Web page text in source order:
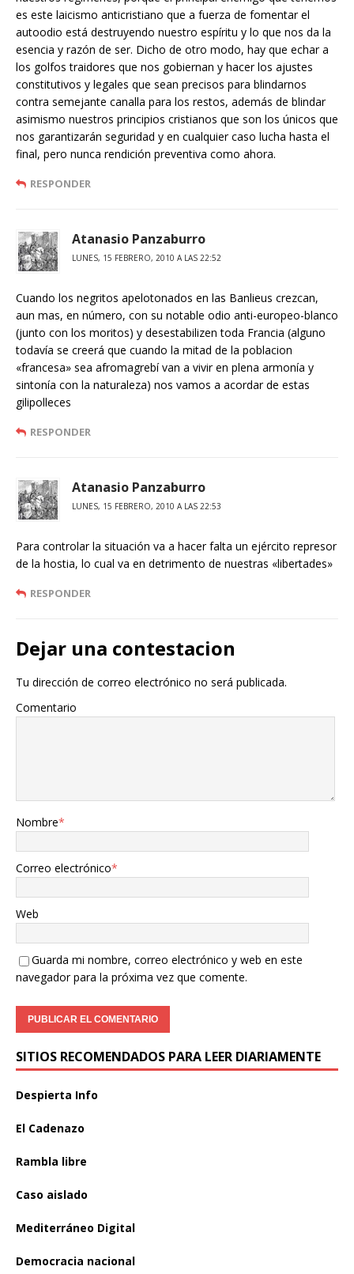
es este laicismo anticristiano que a fuerza de fomentar el
autoodio está destruyendo nuestro espíritu y lo que nos da la
esencia y razón de ser. Dicho de otro modo, hay que echar a
los golfos traidores que nos gobiernan y hacer los ajustes
constitutivos y legales que sean precisos para blindarnos
contra semejante canalla para los restos, además de blindar
asimismo nuestros principios cristianos que son los únicos que
nos garantizarán seguridad y en cualquier caso lucha hasta el
final, pero nunca rendición preventiva como ahora.
RESPONDER
Atanasio Panzaburro
LUNES, 15 FEBRERO, 2010 A LAS 22:52
Cuando los negritos apelotonados en las Banlieus crezcan,
aun mas, en número, con su notable odio anti-europeo-blanco
(junto con los moritos) y desestabilizen toda Francia (alguno
todavía se creerá que cuando la mitad de la poblacion
«francesa» sea afromagrebí van a vivir en plena armonía y
sintonía con la naturaleza) nos vamos a acordar de estas
gilipolleces
RESPONDER
Atanasio Panzaburro
LUNES, 15 FEBRERO, 2010 A LAS 22:53
Para controlar la situación va a hacer falta un ejército represor
de la hostia, lo cual va en detrimento de nuestras «libertades»
RESPONDER
Dejar una contestacion
Tu dirección de correo electrónico no será publicada.
Comentario
Nombre*
Correo electrónico*
Web
Guarda mi nombre, correo electrónico y web en este
navegador para la próxima vez que comente.
SITIOS RECOMENDADOS PARA LEER DIARIAMENTE
Despierta Info
El Cadenazo
Rambla libre
Caso aislado
Mediterráneo Digital
Democracia nacional